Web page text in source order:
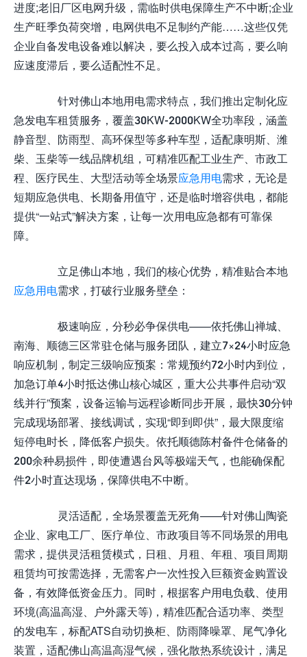
进度;老旧厂区电网升级，需临时供电保障生产不中断;企业
生产旺季负荷突增，电网供电不足制约产能……这些仅凭
企业自备发电设备难以解决，要么投入成本过高，要么响
应速度滞后，要么适配性不足。
针对佛山本地用电需求特点，我们推出定制化应
急发电车租赁服务，覆盖30KW-2000KW全功率段，涵盖
静音型、防雨型、高环保型等多种车型，适配康明斯、潍
柴、玉柴等一线品牌机组，可精准匹配工业生产、市政工
程、医疗民生、大型活动等全场景应急用电需求，无论是
短期应急供电、长期备用值守，还是临时增容供电，都能
提供“一站式”解决方案，让每一次用电应急都有可靠保
障。
立足佛山本地，我们的核心优势，精准贴合本地
应急用电需求，打破行业服务壁垒：
极速响应，分秒必争保供电——依托佛山禅城、
南海、顺德三区常驻仓储与服务团队，建立7×24小时应急
响应机制，制定三级响应预案：常规预约72小时内到位，
加急订单4小时抵达佛山核心城区，重大公共事件启动“双
线并行”预案，设备运输与远程诊断同步开展，最快30分钟
完成现场部署、接线调试，实现“即到即供”，最大限度缩
短停电时长，降低客户损失。依托顺德陈村备件仓储备的
200余种易损件，即使遭遇台风等极端天气，也能确保配
件2小时直达现场，保障供电不中断。
灵活适配，全场景覆盖无死角——针对佛山陶瓷
企业、家电工厂、医疗单位、市政项目等不同场景的用电
需求，提供灵活租赁模式，日租、月租、年租、项目周期
租赁均可按需选择，无需客户一次性投入巨额资金购置设
备，有效降低资金压力。同时，根据客户用电负载、使用
环境(高温高湿、户外露天等)，精准匹配合适功率、类型
的发电车，标配ATS自动切换柜、防雨降噪罩、尾气净化
装置，适配佛山高温高湿气候，强化散热系统设计，满足